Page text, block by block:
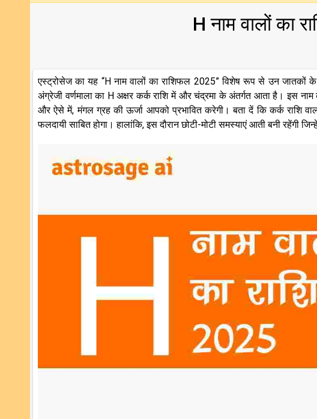
H नाम वालों का
एस्ट्रोसेज का यह “H नाम वालों का राशिफल 2025” विशेष रूप से उन जातकों
अंग्रेजी वर्णमाला का H अक्षर कर्क राशि में और चंद्रमा के अंतर्गत आता है। इस
और ऐसे में, मंगल ग्रह की ऊर्जा आपको प्रभावित करेगी। बता दें कि कर्क राशि
फलदायी साबित होगा। हालांकि, इस दौरान छोटी-मोटी समस्याएं आती बनी रहेंगी